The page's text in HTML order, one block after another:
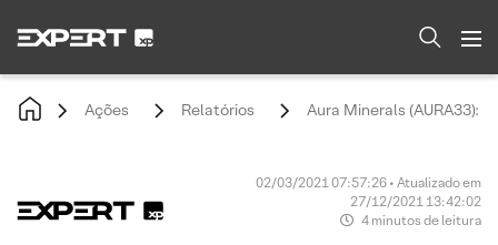
Ações Relatórios Aura Minerals (AURA33):
02/03/2021 07:57:26 • Atualizado em
27/12/2021 13:42:02
4 minutos de leitura